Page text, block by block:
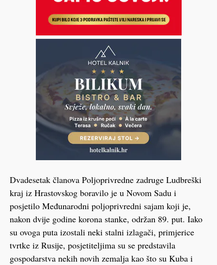
Dvadesetak članova Poljoprivredne zadruge Ludbreški
kraj iz Hrastovskog boravilo je u Novom Sadu i
posjetilo Međunarodni poljoprivredni sajam koji je,
nakon dvije godine korona stanke, održan 89. put. Iako
su ovoga puta izostali neki stalni izlagači, primjerice
tvrtke iz Rusije, posjetiteljima su se predstavila
gospodarstva nekih novih zemalja kao što su Kuba i